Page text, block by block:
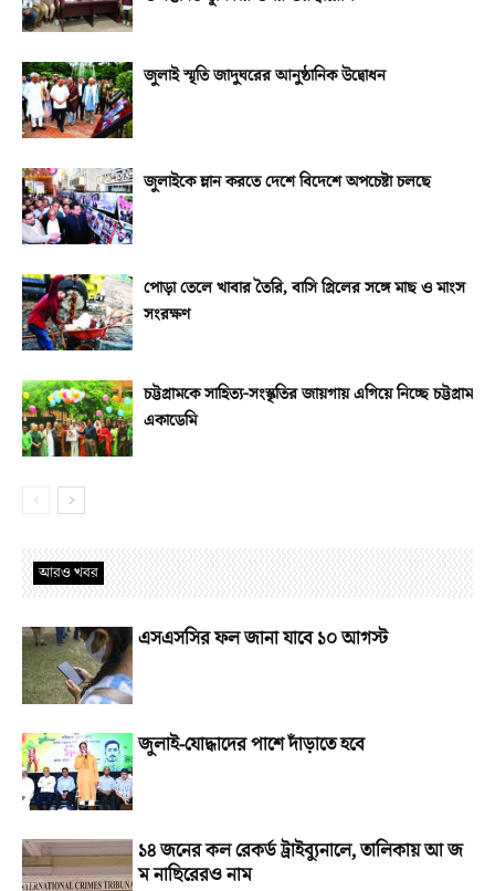
জুলাই স্মৃতি জাদুঘরের আনুষ্ঠানিক উদ্বোধন
জুলাইকে ম্লান করতে দেশে বিদেশে অপচেষ্টা চলছে
পোড়া তেলে খাবার তৈরি, বাসি গ্রিলের সঙ্গে মাছ ও মাংস
সংরক্ষণ
চট্টগ্রামকে সাহিত্য-সংস্কৃতির জায়গায় এগিয়ে নিচ্ছে চট্টগ্রাম
একাডেমি
আরও খবর
এসএসসির ফল জানা যাবে ১০ আগস্ট
জুলাই-যোদ্ধাদের পাশে দাঁড়াতে হবে
১৪ জনের কল রেকর্ড ট্রাইব্যুনালে, তালিকায় আ জ
ম নাছিরেরও নাম